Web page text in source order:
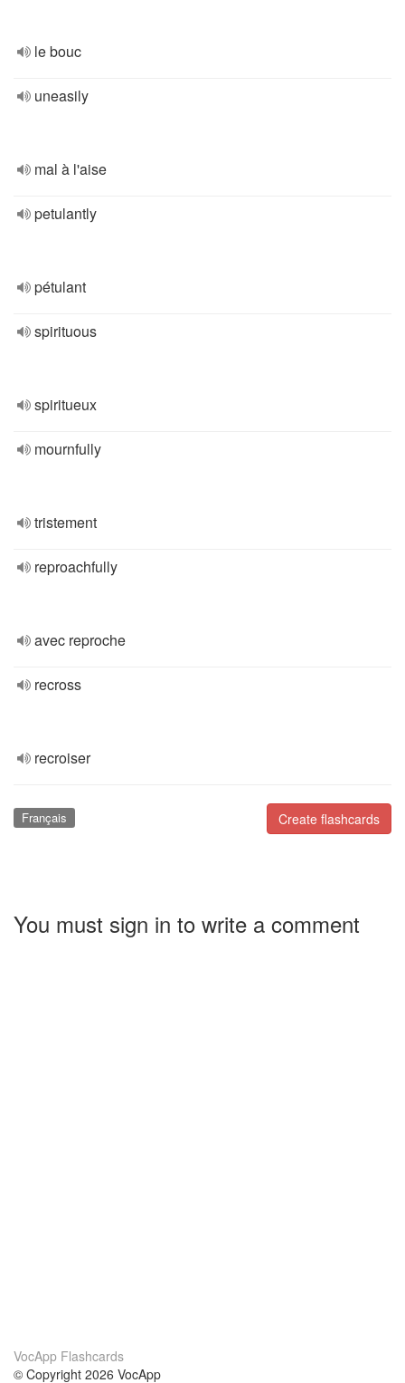
le bouc
uneasily
mal à l'aise
petulantly
pétulant
spirituous
spiritueux
mournfully
tristement
reproachfully
avec reproche
recross
recroiser
Create flashcards
Français
You must sign in to write a comment
VocApp Flashcards
© Copyright 2026 VocApp